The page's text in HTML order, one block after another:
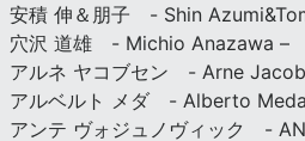
安積 伸＆朋子 - Shin
穴沢 道雄 - Michio Anazawa –
アルネ ヤコブセン - Arne
アルベルト メダ - Alberto
アンテ ヴォジュノヴィック -